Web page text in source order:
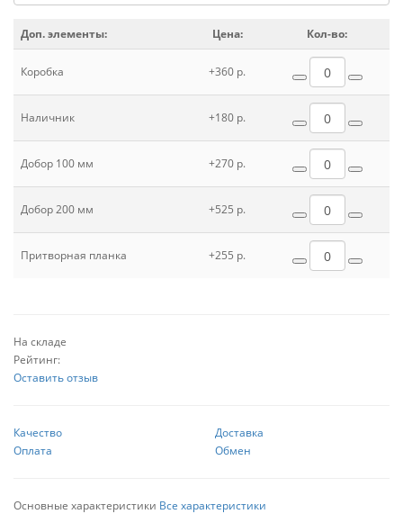
Доп. элементы: Цена: Кол-во:
Коробка +360 р.
Наличник +180 р.
Добор 100 мм +270 р.
Добор 200 мм +525 р.
Притворная планка +255 р.
На складе
Рейтинг:
Оставить отзыв
Качество
Доставка
Оплата
Обмен
Основные характеристики Все характеристики